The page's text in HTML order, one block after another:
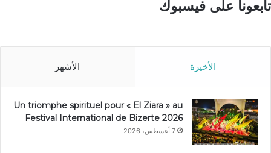
تابعونا على فيسبوك
الأخيرة الأشهر
Un triomphe spirituel pour « El Ziara » au
Festival International de Bizerte 2026
7 أغسطس، 2026